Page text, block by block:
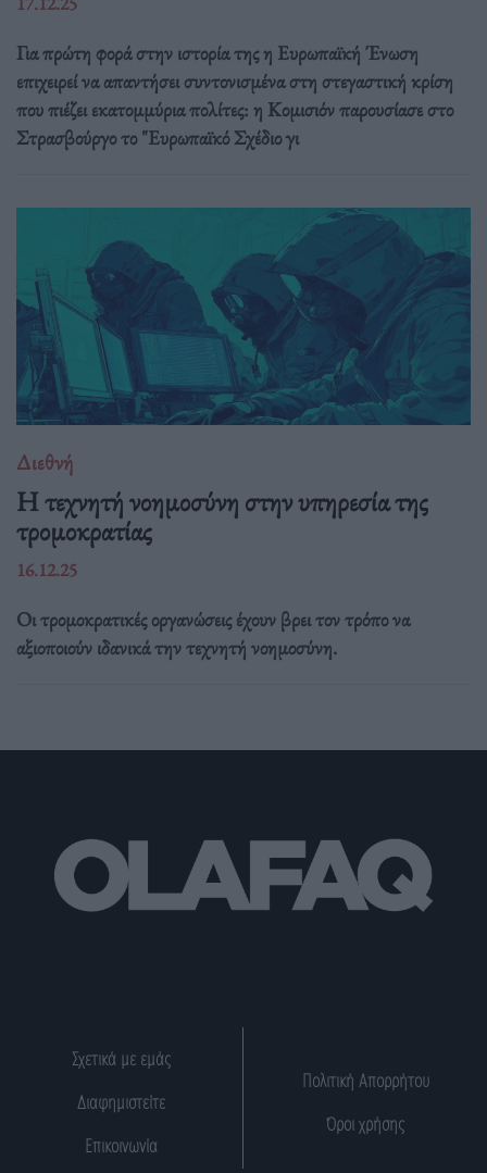
Για πρώτη φορά στην ιστορία της η Ευρωπαϊκή Ένωση
επιχειρεί να απαντήσει συντονισμένα στη στεγαστική κρίση
που πιέζει εκατομμύρια πολίτες: η Κομισιόν παρουσίασε στο
Στρασβούργο το "Ευρωπαϊκό Σχέδιο γι
Διεθνή
Η τεχνητή νοημοσύνη στην υπηρεσία της
τρομοκρατίας
16.12.25
Οι τρομοκρατικές οργανώσεις έχουν βρει τον τρόπο να
αξιοποιούν ιδανικά την τεχνητή νοημοσύνη.
Σχετικά με εμάς
Διαφημιστείτε
Επικοινωνία
Πολιτική Απορρήτου
Όροι χρήσης